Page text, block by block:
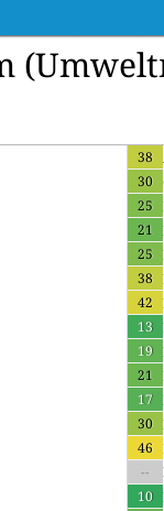
38
30
25
21
25
38
42
13
19
21
17
30
46
--
10